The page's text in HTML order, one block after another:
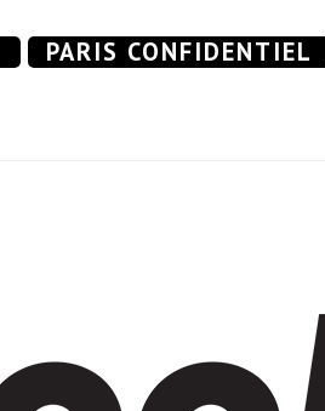
PARIS CONFIDENTIEL